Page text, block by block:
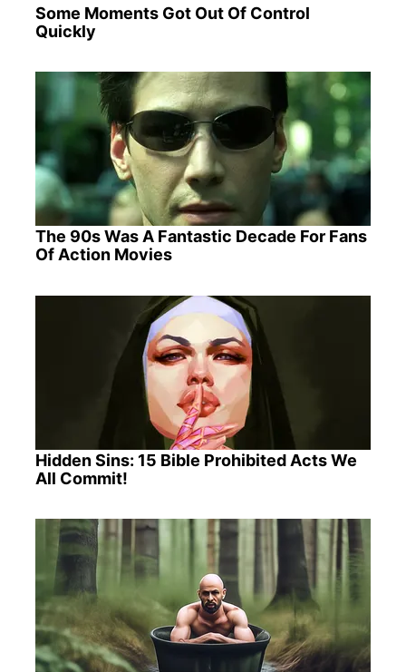
Some Moments Got Out Of Control
Quickly
The 90s Was A Fantastic Decade For Fans
Of Action Movies
Hidden Sins: 15 Bible Prohibited Acts We
All Commit!